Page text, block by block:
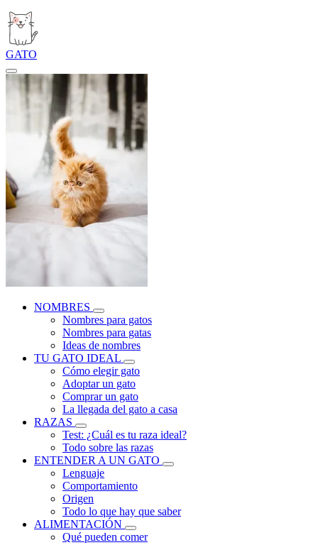
GATO
NOMBRES
Nombres para gatos
Nombres para gatas
Ideas de nombres
TU GATO IDEAL
Cómo elegir gato
Adoptar un gato
Comprar un gato
La llegada del gato a casa
RAZAS
Test: ¿Cuál es tu raza ideal?
Todo sobre las razas
ENTENDER A UN GATO
Lenguaje
Comportamiento
Origen
Todo lo que hay que saber
ALIMENTACIÓN
Qué pueden comer